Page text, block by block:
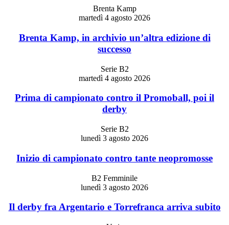
Brenta Kamp
martedì 4 agosto 2026
Brenta Kamp, in archivio un’altra edizione di
successo
Serie B2
martedì 4 agosto 2026
Prima di campionato contro il Promoball, poi il
derby
Serie B2
lunedì 3 agosto 2026
Inizio di campionato contro tante neopromosse
B2 Femminile
lunedì 3 agosto 2026
Il derby fra Argentario e Torrefranca arriva subito